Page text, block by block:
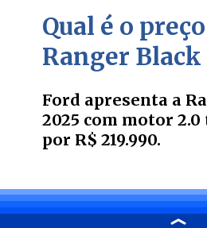
Qual é o
Ranger Black
Ford apresenta a
2025 com motor
por R$ 219.990.